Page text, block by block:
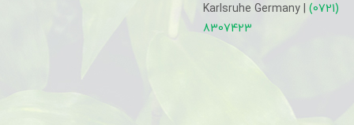
Karlsruhe Germany | (0721)
8307423